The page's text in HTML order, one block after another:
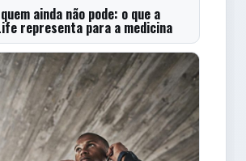
ainda não pode: o que a
representa para a medicina